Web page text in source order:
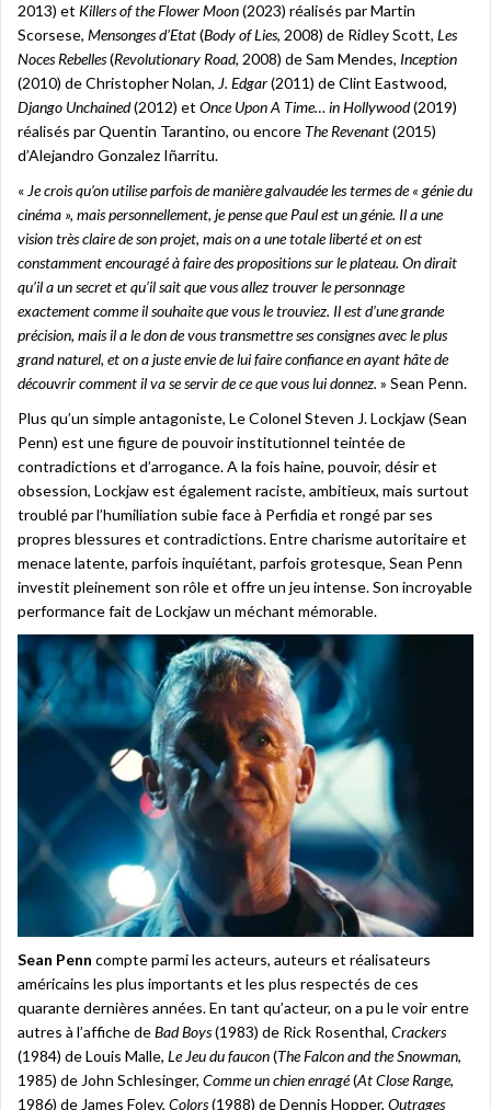
2013) et Killers of the Flower Moon(2023) réalisés par Martin
Scorsese, Mensonges d’Etat(Body of Lies, 2008) de Ridley Scott, Les
Noces Rebelles(Revolutionary Road, 2008) de Sam Mendes, Inception
(2010) de Christopher Nolan, J. Edgar(2011) de Clint Eastwood,
Django Unchained(2012) et Once Upon A Time… in Hollywood(2019)
réalisés par Quentin Tarantino, ou encore The Revenant(2015)
d’Alejandro Gonzalez Iñarritu.
« Je crois qu’on utilise parfois de manière galvaudée les termes de « génie du
cinéma », mais personnellement, je pense que Paul est un génie. Il a une
vision très claire de son projet, mais on a une totale liberté et on est
constamment encouragé à faire des propositions sur le plateau. On dirait
qu’il a un secret et qu’il sait que vous allez trouver le personnage
exactement comme il souhaite que vous le trouviez. Il est d’une grande
précision, mais il a le don de vous transmettre ses consignes avec le plus
grand naturel, et on a juste envie de lui faire confiance en ayant hâte de
découvrir comment il va se servir de ce que vous lui donnez. » Sean Penn.
Plus qu’un simple antagoniste, Le Colonel Steven J. Lockjaw (Sean
Penn) est une figure de pouvoir institutionnel teintée de
contradictions et d’arrogance. A la fois haine, pouvoir, désir et
obsession, Lockjaw est également raciste, ambitieux, mais surtout
troublé par l’humiliation subie face à Perfidia et rongé par ses
propres blessures et contradictions. Entre charisme autoritaire et
menace latente, parfois inquiétant, parfois grotesque, Sean Penn
investit pleinement son rôle et offre un jeu intense. Son incroyable
performance fait de Lockjaw un méchant mémorable.
Sean Penn compte parmi les acteurs, auteurs et réalisateurs
américains les plus importants et les plus respectés de ces
quarante dernières années. En tant qu’acteur, on a pu le voir entre
autres à l’affiche deBad Boys(1983) de Rick Rosenthal, Crackers
(1984) de Louis Malle, Le Jeu du faucon(The Falcon and the Snowman,
1985) de John Schlesinger, Comme un chien enragé(At Close Range,
1986) de James Foley, Colors(1988) de Dennis Hopper, Outrages